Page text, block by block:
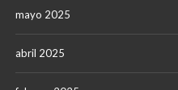
mayo 2025
abril 2025